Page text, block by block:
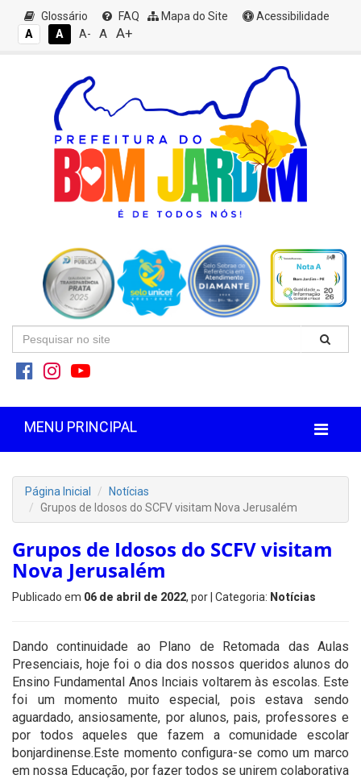
Glossário FAQ Mapa do Site
Acessibilidade
A
A A- A A+
MENU PRINCIPAL
Página Inicial
Notícias
Grupos de Idosos do SCFV visitam Nova Jerusalém
Grupos de Idosos do SCFV visitam
Nova Jerusalém
Publicado em 06 de abril de 2022, por | Categoria: Notícias
Dando continuidade ao Plano de Retomada das Aulas
Presenciais, hoje foi o dia dos nossos queridos alunos do
Ensino Fundamental Anos Inciais voltarem às escolas. Este
foi um momento muito especial, pois estava sendo
aguardado, ansiosamente, por alunos, pais, professores e
por todos aqueles que fazem a comunidade escolar
bonjardinense.Este momento configura-se como um marco
em nossa Educação, por fazer todos se unirem colaborativa